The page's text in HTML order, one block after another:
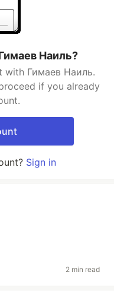
Наиль?
with Гимаев Наиль.
if you already
Sign in
2 min read